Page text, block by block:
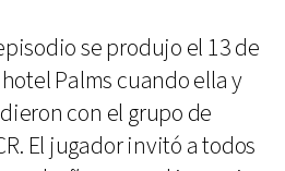
se produjo el 13 de
Palms cuando ella y
con el grupo de
El jugador invitó a todos